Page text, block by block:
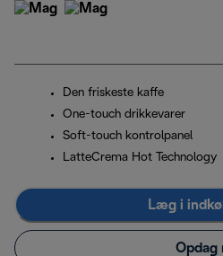
Den friskeste kaffe
One-touch drikkevarer
Soft-touch kontrolpanel
LatteCrema Hot Technology
Læg i
Opdag